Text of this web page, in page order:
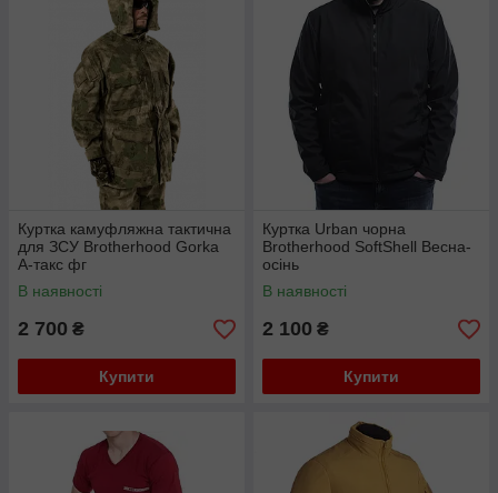
Куртка камуфляжна тактична
для ЗСУ Brotherhood Gorka
А-такс фг
В наявності
2 700 ₴
Купити
Куртка Urban чорна
Brotherhood SoftShell Весна-
осінь
В наявності
2 100 ₴
Купити